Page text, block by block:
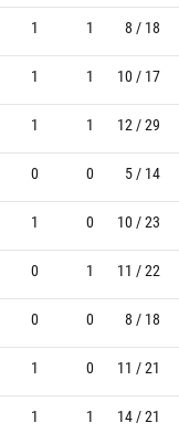
1 1 8 / 18
1 1 10 / 17
1 1 12 / 29
0 0 5 / 14
1 0 10 / 23
0 1 11 / 22
0 0 8 / 18
1 0 11 / 21
1 1 14 / 21